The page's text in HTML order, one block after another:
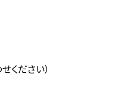
ください）